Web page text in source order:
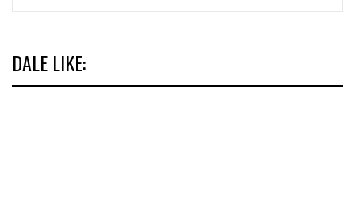
DALE LIKE: